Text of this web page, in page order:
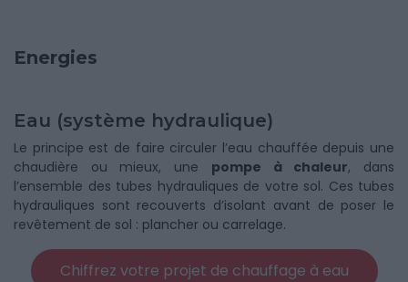
Energies
Eau (système hydraulique)
Le principe est de faire circuler l’eau chauffée depuis une
chaudière ou mieux, une pompe à chaleur, dans
l’ensemble des tubes hydrauliques de votre sol. Ces tubes
hydrauliques sont recouverts d’isolant avant de poser le
revêtement de sol : plancher ou carrelage.
Chiffrez votre projet de chauffage à eau